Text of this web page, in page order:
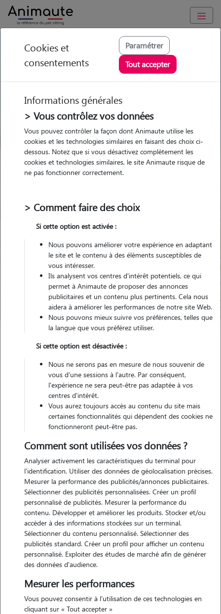
GARDE ANIMAUX à Pontoise : Garde chien et chat en famille
ou à domicile, visites et promenades
Trouvez une garde animaux à
Pontoise
Parmi nos 54 pet-sitters à Pontoise
Garde
chez le Pet Sitter
Garde
chez le Pet Sitter
Pour quel animal ?
Trouver mon Pet Sitter
Pontoise
Nos familles d'accueil à Pontoise
(95000)
Stephanie
CERGY 95000
Cookies et
consentements
Paramétrer
Tout accepter
Informations générales
> Vous contrôlez vos données
Vous pouvez contrôler la façon dont Animaute utilise les
cookies et les technologies similaires en faisant des choix ci-
dessous. Notez que si vous désactivez complètement les
cookies et technologies similaires, le site Animaute risque de
ne pas fonctionner correctement.
> Comment faire des choix
Si cette option est activée :
Nous pouvons améliorer votre expérience en adaptant
le site et le contenu à des éléments susceptibles de
vous intéresser.
Ils analysent vos centres d'intérêt potentiels, ce qui
permet à Animaute de proposer des annonces
publicitaires et un contenu plus pertinents. Cela nous
aidera à améliorer les performances de notre site Web.
Nous pouvons mieux suivre vos préférences, telles que
la langue que vous préférez utiliser.
Si cette option est désactivée :
Nous ne serons pas en mesure de nous souvenir de
vous d'une sessions à l'autre. Par conséquent,
l'expérience ne sera peut-être pas adaptée à vos
centres d'intérêt.
Vous aurez toujours accès au contenu du site mais
certaines fonctionnalités qui dépendent des cookies ne
fonctionneront peut-être pas.
Comment sont utilisées vos données ?
Analyser activement les caractéristiques du terminal pour
l'identification. Utiliser des données de géolocalisation précises.
Mesurer la performance des publicités/annonces publicitaires.
Sélectionner des publicités personnalisées. Créer un profil
personnalisé de publicités. Mesurer la performance du
contenu. Développer et améliorer les produits. Stocker et/ou
accéder à des informations stockées sur un terminal.
Sélectionner du contenu personnalisé. Sélectionner des
publicités standard. Créer un profil pour afficher un contenu
personnalisé. Exploiter des études de marché afin de générer
des données d'audience.
Mesurer les performances
Vous pouvez consentir à l'utilisation de ces technologies en
cliquant sur « Tout accepter »